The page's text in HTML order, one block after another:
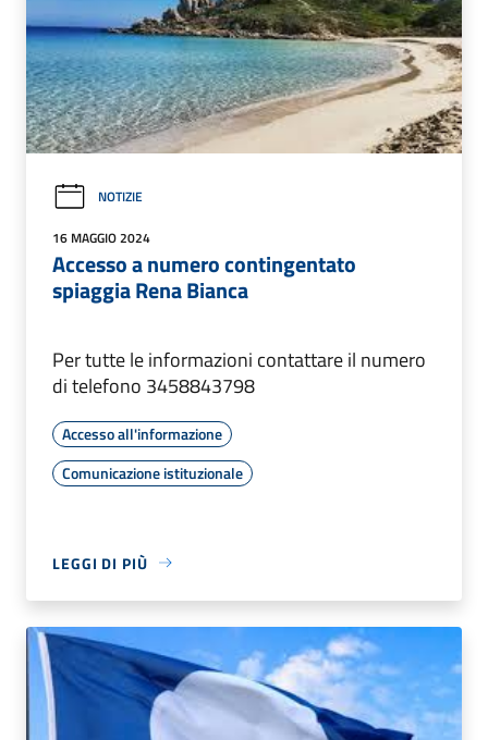
NOTIZIE
16 MAGGIO 2024
Accesso a numero contingentato
spiaggia Rena Bianca
Per tutte le informazioni contattare il numero
di telefono 3458843798
Accesso all'informazione
Comunicazione istituzionale
LEGGI DI PIÙ